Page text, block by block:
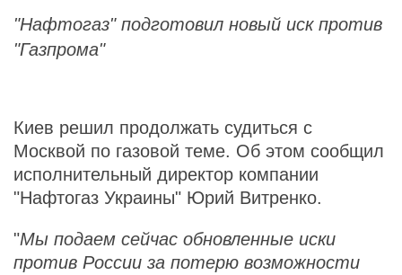
"Нафтогаз" подготовил новый иск против
"Газпрома"
Киев решил продолжать судиться с
Москвой по газовой теме. Об этом сообщил
исполнительный директор компании
"Нафтогаз Украины" Юрий Витренко.
"Мы подаем сейчас обновленные иски
против России за потерю возможности